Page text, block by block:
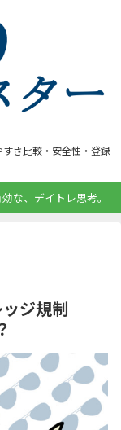
さ比較・安全性・登録
な、デイトレ思考。
ジ規制